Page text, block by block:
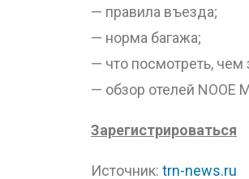
— правила въезда;
— норма багажа;
— что посмотреть, чем
— обзор отелей NOOE
Зарегистрироваться
Источник: trn-news.ru